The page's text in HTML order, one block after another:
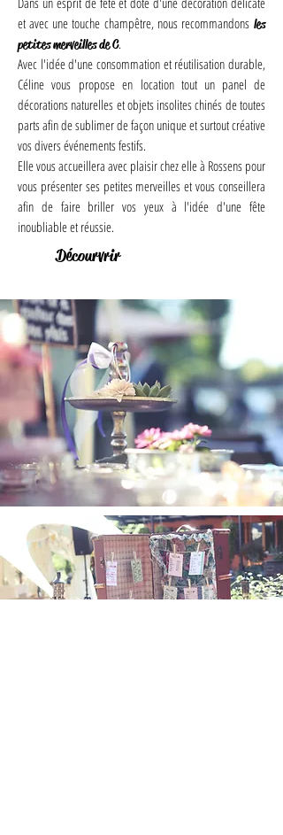
et avec une touche champêtre, nous recommandons les
petites merveilles de C.
Avec l'idée d'une consommation et réutilisation durable,
Céline vous propose en location tout un panel de
décorations naturelles et objets insolites chinés de toutes
parts afin de sublimer de façon unique et surtout créative
vos divers événements festifs.
Elle vous accueillera avec plaisir chez elle à Rossens pour
vous présenter ses petites merveilles et vous conseillera
afin de faire briller vos yeux à l'idée d'une fête
inoubliable et réussie.
Décourvrir